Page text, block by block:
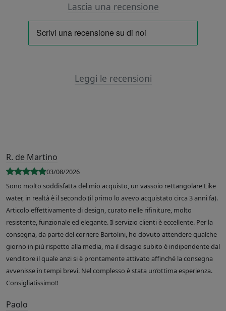
Lascia una recensione
Leggi le recensioni
R. de Martino
03/08/2026
Sono molto soddisfatta del mio acquisto, un vassoio rettangolare Like
water, in realtà è il secondo (il primo lo avevo acquistato circa 3 anni fa).
Articolo effettivamente di design, curato nelle rifiniture, molto
resistente, funzionale ed elegante. Il servizio clienti è eccellente. Per la
consegna, da parte del corriere Bartolini, ho dovuto attendere qualche
giorno in più rispetto alla media, ma il disagio subito è indipendente dal
venditore il quale anzi si è prontamente attivato affinché la consegna
avvenisse in tempi brevi. Nel complesso è stata un’ottima esperienza.
Consigliatissimo!!
Paolo